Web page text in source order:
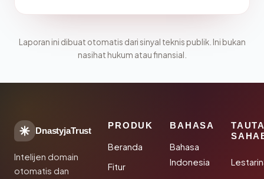
Laporan ini dibuat otomatis dari sinyal teknis publik. Ini bukan
nasihat hukum atau finansial.
DnastyjaTrust
Intelijen domain
otomatis dan
PRODUK
Beranda
Fitur
BAHASA
Bahasa
Indonesia